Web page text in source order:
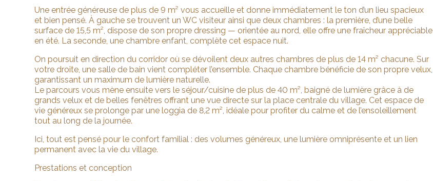
Une entrée généreuse de plus de 9 m² vous accueille et donne immédiatement le ton d’un lieu spacieux
et bien pensé. À gauche se trouvent un WC visiteur ainsi que deux chambres : la première, d’une belle
surface de 15,5 m², dispose de son propre dressing — orientée au nord, elle offre une fraîcheur appréciable
en été. La seconde, une chambre enfant, complète cet espace nuit.
On poursuit en direction du corridor où se dévoilent deux autres chambres de plus de 14 m² chacune. Sur
votre droite, une salle de bain vient compléter l’ensemble. Chaque chambre bénéficie de son propre velux,
garantissant un maximum de lumière naturelle.
Le parcours vous mène ensuite vers le séjour/cuisine de plus de 40 m², baigné de lumière grâce à de
grands velux et de belles fenêtres offrant une vue directe sur la place centrale du village. Cet espace de
vie généreux se prolonge par une loggia de 8,2 m², idéale pour profiter du calme et de l’ensoleillement
tout au long de la journée.
Ici, tout est pensé pour le confort familial : des volumes généreux, une lumière omniprésente et un lien
permanent avec la vie du village.
Prestations et conception